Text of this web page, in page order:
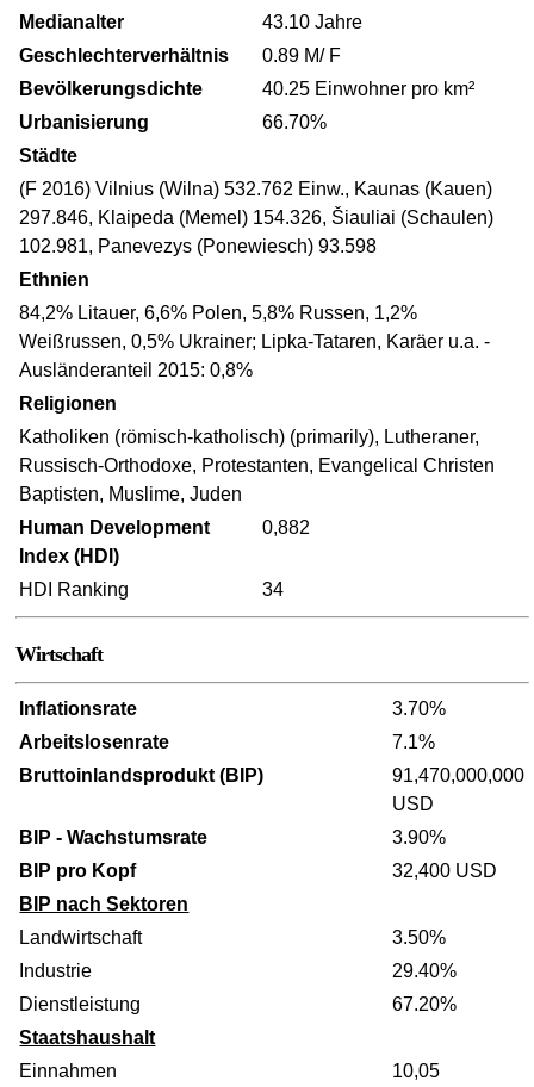
Medianalter
43.10 Jahre
Geschlechterverhältnis
0.89 M/ F
Bevölkerungsdichte
40.25 Einwohner pro km²
Urbanisierung
66.70%
Städte
(F 2016) Vilnius (Wilna) 532.762 Einw., Kaunas (Kauen)
297.846, Klaipeda (Memel) 154.326, Šiauliai (Schaulen)
102.981, Panevezys (Ponewiesch) 93.598
Ethnien
84,2% Litauer, 6,6% Polen, 5,8% Russen, 1,2%
Weißrussen, 0,5% Ukrainer; Lipka-Tataren, Karäer u.a. -
Ausländeranteil 2015: 0,8%
Religionen
Katholiken (römisch-katholisch) (primarily), Lutheraner,
Russisch-Orthodoxe, Protestanten, Evangelical Christen
Baptisten, Muslime, Juden
Human Development
Index (HDI)
0,882
HDI Ranking 34
Wirtschaft
Inflationsrate
3.70%
Arbeitslosenrate
7.1%
Bruttoinlandsprodukt (BIP)
91,470,000,000
USD
BIP - Wachstumsrate
3.90%
BIP pro Kopf
32,400 USD
BIP nach Sektoren
Landwirtschaft
3.50%
Industrie
29.40%
Dienstleistung
67.20%
Staatshaushalt
Einnahmen
10,05